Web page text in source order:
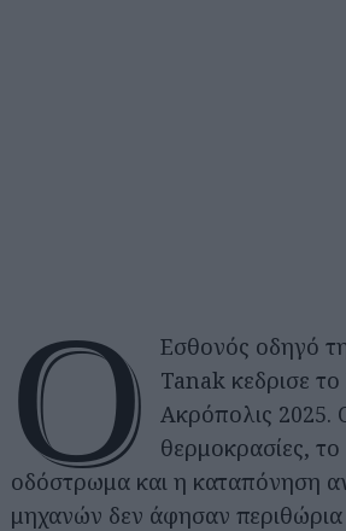
Ο
Εσθονός οδηγό
Tanak κεδρισε
Ακρόπολις 2025.
θερμοκρασίες,
οδόστρωμα και η καταπόνηση
μηχανών δεν άφησαν